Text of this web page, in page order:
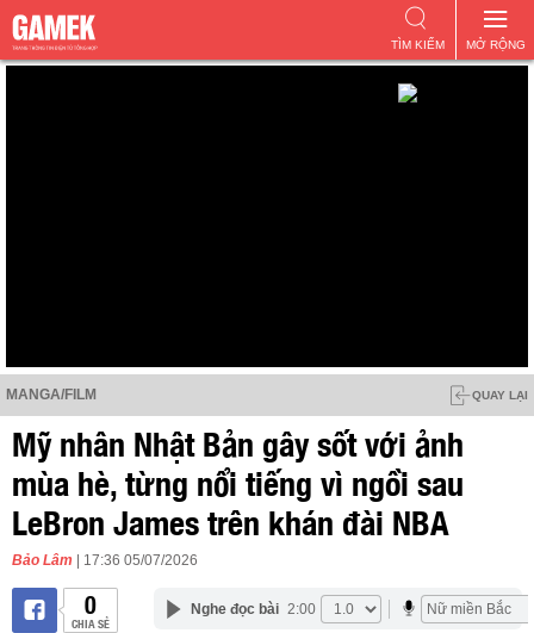
MỞ RỘNG
TÌM KIẾM
MANGA/FILM QUAY LẠI
Mỹ nhân Nhật Bản gây sốt với ảnh
mùa hè, từng nổi tiếng vì ngồi sau
LeBron James trên khán đài NBA
Bảo Lâm | 17:36 05/07/2026
0
CHIA SẺ
Nghe đọc bài 2:00